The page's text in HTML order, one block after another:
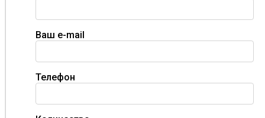
Ваш e-mail
Телефон